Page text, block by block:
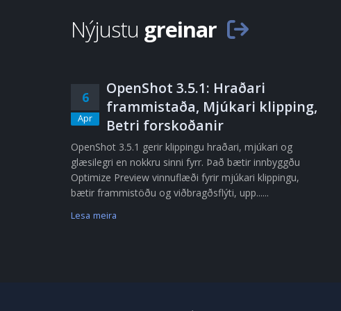
Nýjustu greinar
6
Apr
OpenShot 3.5.1: Hraðari
frammistaða, Mjúkari klipping,
Betri forskoðanir
OpenShot 3.5.1 gerir klippingu hraðari, mjúkari og
glæsilegri en nokkru sinni fyrr. Það bætir innbyggðu
Optimize Preview vinnuflæði fyrir mjúkari klippingu,
bætir frammistöðu og viðbragðsflýti, upp......
Lesa meira